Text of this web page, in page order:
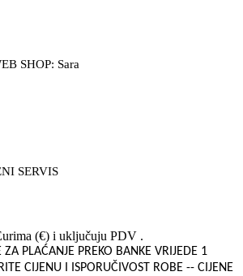
SHOP: Sara
SERVIS
(€) i uključuju PDV .
PLAĆANJE PREKO BANKE VRIJEDE 1
CIJENU I ISPORUČIVOST ROBE -- CIJENE